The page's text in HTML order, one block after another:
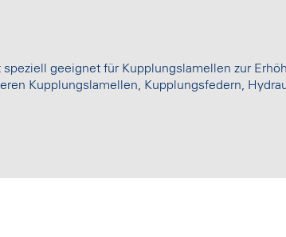
geeignet für Kupplungslamellen zur
Kupplungslamellen, Kupplungsfedern,